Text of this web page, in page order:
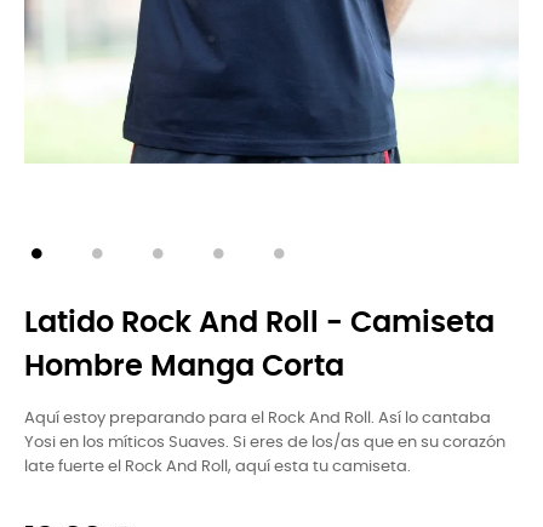
Latido Rock And Roll - Camiseta
Hombre Manga Corta
Aquí estoy preparando para el Rock And Roll. Así lo cantaba
Yosi en los míticos Suaves. Si eres de los/as que en su corazón
late fuerte el Rock And Roll, aquí esta tu camiseta.